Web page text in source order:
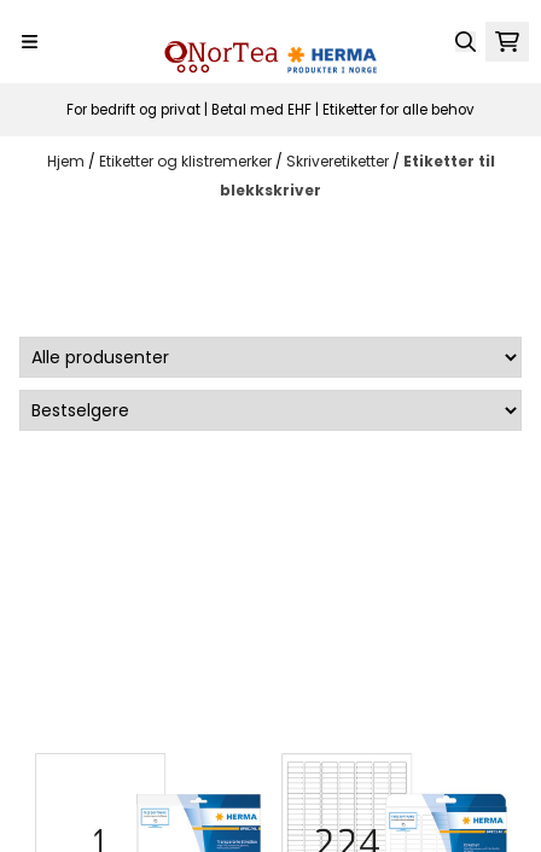
For bedrift og privat | Betal med EHF | Etiketter for alle behov
Hjem / Etiketter og klistremerker / Skriveretiketter / Etiketter til
blekkskriver